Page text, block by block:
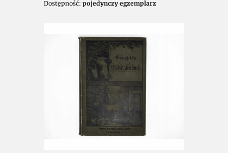
Dostępność: pojedynczy egzemplarz